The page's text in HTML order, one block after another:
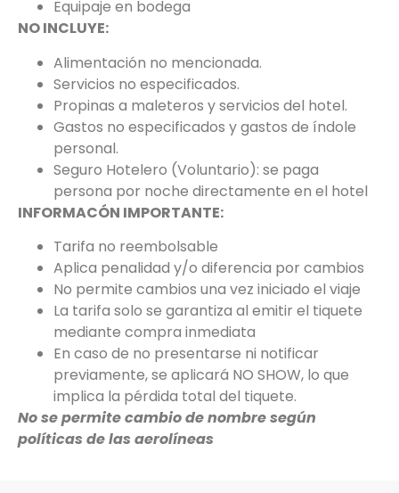
Equipaje en bodega
NO INCLUYE:
Alimentación no mencionada.
Servicios no especificados.
Propinas a maleteros y servicios del hotel.
Gastos no especificados y gastos de índole
personal.
Seguro Hotelero (Voluntario): se paga
persona por noche directamente en el hotel
INFORMACÓN IMPORTANTE:
Tarifa no reembolsable
Aplica penalidad y/o diferencia por cambios
No permite cambios una vez iniciado el viaje
La tarifa solo se garantiza al emitir el tiquete
mediante compra inmediata
En caso de no presentarse ni notificar
previamente, se aplicará NO SHOW, lo que
implica la pérdida total del tiquete.
No se permite cambio de nombre según
políticas de las aerolíneas